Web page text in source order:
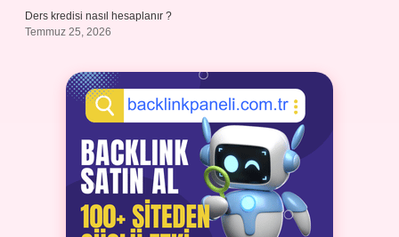
Ders kredisi nasıl hesaplanır ?
Temmuz 25, 2026